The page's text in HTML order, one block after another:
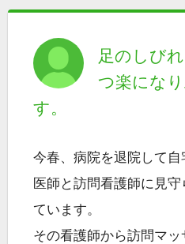
足のしび
つ楽にな
す。
今春、病院を退院して
医師と訪問看護師に見
ています。
その看護師から訪問マ